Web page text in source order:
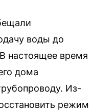
воды до
настоящее время
дома
Из-
режим